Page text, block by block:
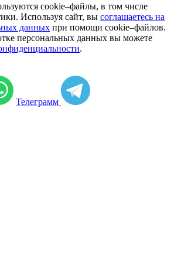
cookie–файлы, в том числе
Используя сайт, вы соглашаетесь на
данных при помощи cookie–файлов.
персональных данных вы можете
.
Телеграмм